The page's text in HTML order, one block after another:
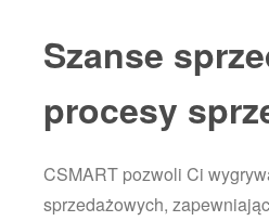
Szanse
procesy
CSMART pozwoli Ci
sprzedażowych,